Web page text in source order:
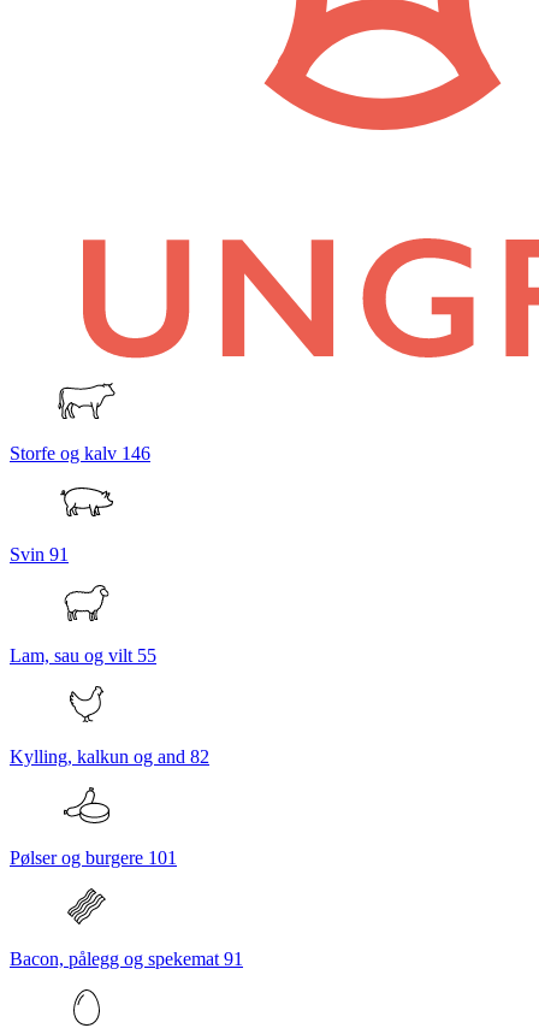
Storfe og kalv 146
Svin 91
Lam, sau og vilt 55
Kylling, kalkun og and 82
Pølser og burgere 101
Bacon, pålegg og spekemat 91